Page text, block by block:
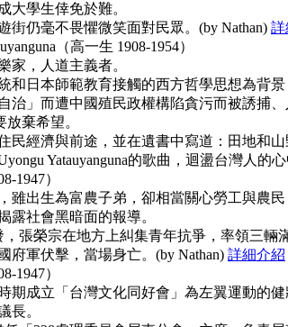
大學生倖免於難。
街仍毫不畏懼微笑面對民眾。(by Nathan) 詳
（高一生 1908-1954）
家，人道主義者。
和日本師範教育接觸的西方哲學思想為背
治」而遭中國殖民政權構陷貪污而被誘捕
棄希望。
民經濟與前途，並在遺書中寫道：田地和
Yatauyanguna的歌曲，迴盪台灣人的
1947）
雖出生為富農子弟，卻相當關心勞工與農
露社會黑暗面的報導。
，張榮宗在地方上糾集青年抗爭，率領三輛
府軍伏擊，當場身亡。(by Nathan) 詳細介紹
1947）
期成立「台灣文化同好會」為左翼運動的
長。